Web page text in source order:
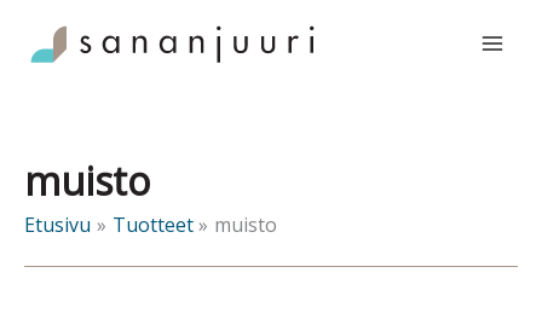
sisältöön
muisto
Etusivu Tuotteet muisto